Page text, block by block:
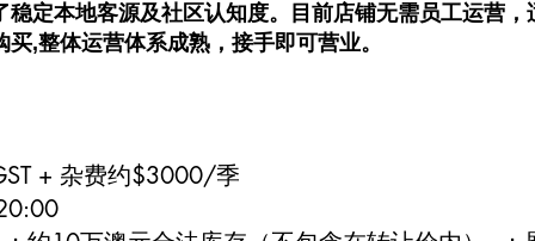
定本地客源及社区认知度。目前店铺无需员工运营
,整体运营体系成熟，接手即可营业。
+ 杂费约$3000/季